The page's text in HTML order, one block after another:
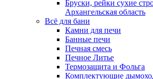
Бруски, рейки сухие
Архангельская область
Всё для бани
Камни для печи
Банные печи
Печная смесь
Печное Литье
Термозащита и Фольга
Комплектующие